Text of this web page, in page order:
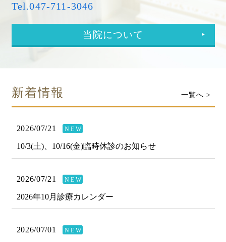
Tel.047-711-3046
当院について
新着情報 一覧へ >
2026/07/21 NEW
10/3(土)、10/16(金)臨時休診のお知らせ
2026/07/21 NEW
2026年10月診療カレンダー
2026/07/01 NEW